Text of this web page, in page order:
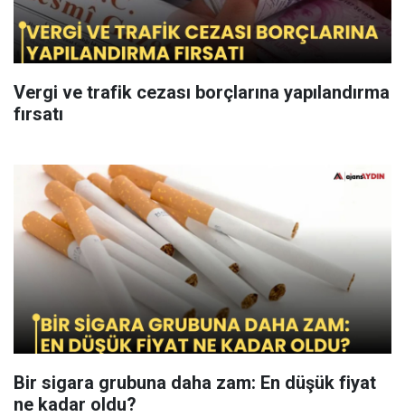
Vergi ve trafik cezası borçlarına yapılandırma
fırsatı
Bir sigara grubuna daha zam: En düşük fiyat
ne kadar oldu?